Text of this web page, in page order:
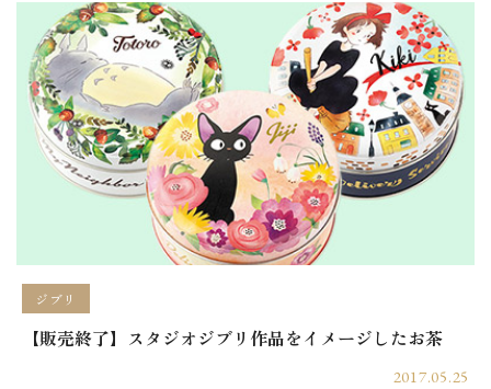
ジブリ
【販売終了】スタジオジブリ作品をイメージしたお茶
2017.05.25